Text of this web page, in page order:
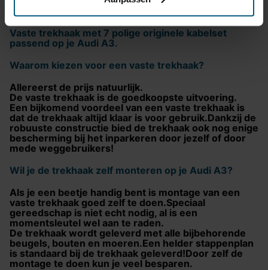
Vaste trekhaak met 7 polige originele kabelset
passend op je Audi A3.
Waarom kiezen voor een vaste trekhaak?
Allereerst de prijs natuurlijk.
De vaste trekhaak is de goedkoopste uitvoering.
Een bijkomend voordeel van een vaste trekhaak is
dat de trekhaak altijd klaar is voor gebruik.Dankzij de
robuuste constructie bied de trekhaak ook nog enige
bescherming bij het inparkeren door jezelf of door
mede weggebruikers!
Wil je de trekhaak zelf monteren op je Audi A3?
Als je een beetje handig bent is montage van een
vaste trekhaak goed zelf te doen.Speciaal
gereedschap is niet echt nodig, al is een
momentsleutel wel aan te raden.
De trekhaak wordt geleverd met alle bijbehorende
beugels, bouten en moeren.Een helder stappenplan
is standaard bij de trekhaak geleverd!Door zelf de
montage te doen kun je veel besparen.